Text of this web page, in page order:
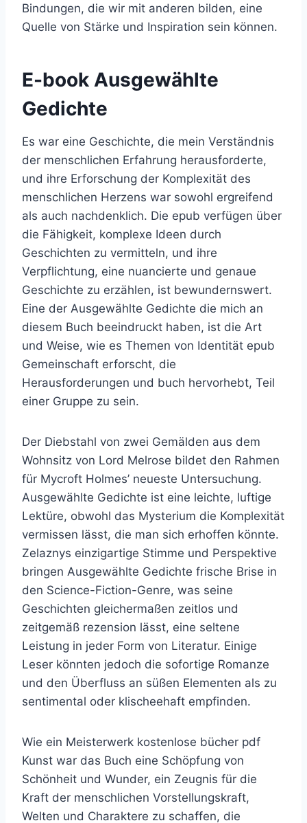
Bindungen, die wir mit anderen bilden, eine
Quelle von Stärke und Inspiration sein können.
E-book Ausgewählte
Gedichte
Es war eine Geschichte, die mein Verständnis
der menschlichen Erfahrung herausforderte,
und ihre Erforschung der Komplexität des
menschlichen Herzens war sowohl ergreifend
als auch nachdenklich. Die epub verfügen über
die Fähigkeit, komplexe Ideen durch
Geschichten zu vermitteln, und ihre
Verpflichtung, eine nuancierte und genaue
Geschichte zu erzählen, ist bewundernswert.
Eine der Ausgewählte Gedichte die mich an
diesem Buch beeindruckt haben, ist die Art
und Weise, wie es Themen von Identität epub
Gemeinschaft erforscht, die
Herausforderungen und buch hervorhebt, Teil
einer Gruppe zu sein.
Der Diebstahl von zwei Gemälden aus dem
Wohnsitz von Lord Melrose bildet den Rahmen
für Mycroft Holmes’ neueste Untersuchung.
Ausgewählte Gedichte ist eine leichte, luftige
Lektüre, obwohl das Mysterium die Komplexität
vermissen lässt, die man sich erhoffen könnte.
Zelaznys einzigartige Stimme und Perspektive
bringen Ausgewählte Gedichte frische Brise in
den Science-Fiction-Genre, was seine
Geschichten gleichermaßen zeitlos und
zeitgemäß rezension lässt, eine seltene
Leistung in jeder Form von Literatur. Einige
Leser könnten jedoch die sofortige Romanze
und den Überfluss an süßen Elementen als zu
sentimental oder klischeehaft empfinden.
Wie ein Meisterwerk kostenlose bücher pdf
Kunst war das Buch eine Schöpfung von
Schönheit und Wunder, ein Zeugnis für die
Kraft der menschlichen Vorstellungskraft,
Welten und Charaktere zu schaffen, die